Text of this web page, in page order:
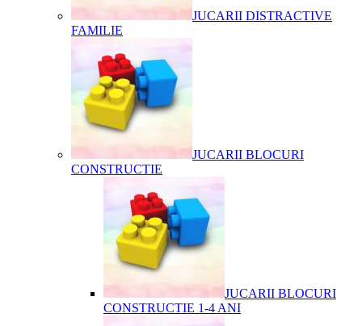
JUCARII DISTRACTIVE
FAMILIE
JUCARII BLOCURI
CONSTRUCTIE
JUCARII BLOCURI
CONSTRUCTIE 1-4 ANI